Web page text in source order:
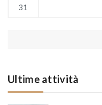
31
Ultime attività